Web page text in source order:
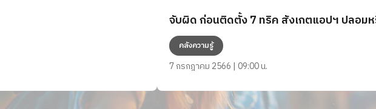
จับผิด ก่อนติดตั้ง 7 ทริค สังเกตแอปฯ ปลอม
คลังความรู้
7 กรกฎาคม 2566 | 09:00 น.